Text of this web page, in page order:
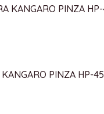
PINZA HP-45